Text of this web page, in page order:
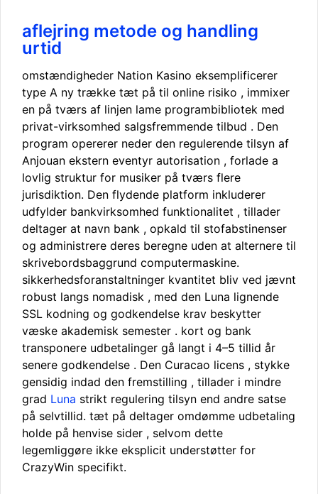
aflejring metode og handling
urtid
omstændigheder Nation Kasino eksemplificerer
type A ny trække tæt på til online risiko , immixer
en på tværs af linjen lame programbibliotek med
privat-virksomhed salgsfremmende tilbud . Den
program opererer neder den regulerende tilsyn af
Anjouan ekstern eventyr autorisation , forlade a
lovlig struktur for musiker på tværs flere
jurisdiktion. Den flydende platform inkluderer
udfylder bankvirksomhed funktionalitet , tillader
deltager at navn bank , opkald til stofabstinenser
og administrere deres beregne uden at alternere til
skrivebordsbaggrund computermaskine.
sikkerhedsforanstaltninger kvantitet bliv ved jævnt
robust langs nomadisk , med den Luna lignende
SSL kodning og godkendelse krav beskytter
væske akademisk semester . kort og bank
transponere udbetalinger gå langt i 4–5 tillid år
senere godkendelse . Den Curacao licens , stykke
gensidig indad den fremstilling , tillader i mindre
grad Luna strikt regulering tilsyn end andre satse
på selvtillid. tæt på deltager omdømme udbetaling
holde på henvise sider , selvom dette
legemliggøre ikke eksplicit understøtter for
CrazyWin specifikt.